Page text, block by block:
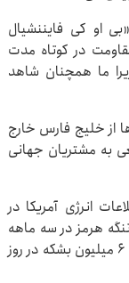
او کی فایننشیال
در کوتاه مدت
ما همچنان شاهد
از خلیج فارس خارج
به مشتریان جهانی
انرژی آمریکا در
هرمز در سه ماهه
اول پس از شروع درگیری‌ها در اواخر فوریه، تقریبا ۶ میلیون بشکه در روز